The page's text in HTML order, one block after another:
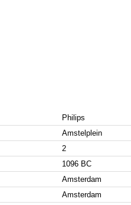
Philips
Amstelplein
2
1096 BC
Amsterdam
Amsterdam